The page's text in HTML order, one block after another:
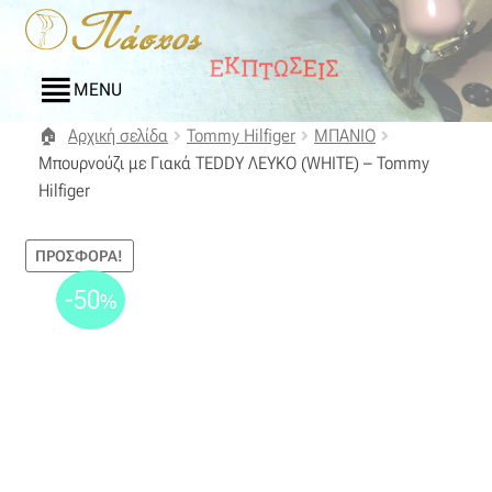
Απευθείας
μετάβαση
στην
πλοήγηση
Μετάβαση
σε
περιεχόμενο
MENU
Αρχική
Blog
Compare
Αγαπημένα
Αρχική σελίδα Tommy Hilfiger
ΜΠΑΝΙΟ
Μπουρνούζι με Γιακά ΤΕDDΥ ΛΕΥΚΟ (WΗΙΤΕ) – Tommy
Hilfiger
ΠΡΟΣΦΟΡΆ!
-50%